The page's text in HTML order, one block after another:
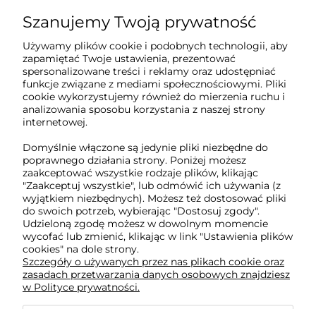
Sklep internetowy Tukado.pl
pn-pt: 08:00-16:00
791 063 018
biuro@tukado.pl
O nas
Obsługa klienta
Pomoc
Moje konto
Szanujemy Twoją prywatność
Używamy plików cookie i podobnych technologii, aby
zapamiętać Twoje ustawienia, prezentować
spersonalizowane treści i reklamy oraz udostępniać
funkcje związane z mediami społecznościowymi. Pliki
cookie wykorzystujemy również do mierzenia ruchu i
analizowania sposobu korzystania z naszej strony
internetowej.
Domyślnie włączone są jedynie pliki niezbędne do
poprawnego działania strony. Poniżej możesz
zaakceptować wszystkie rodzaje plików, klikając
"Zaakceptuj wszystkie", lub odmówić ich używania (z
wyjątkiem niezbędnych). Możesz też dostosować pliki
do swoich potrzeb, wybierając "Dostosuj zgody".
Udzieloną zgodę możesz w dowolnym momencie
wycofać lub zmienić, klikając w link "Ustawienia plików
cookies" na dole strony.
Szczegóły o używanych przez nas plikach cookie oraz
zasadach przetwarzania danych osobowych znajdziesz
w Polityce prywatności.